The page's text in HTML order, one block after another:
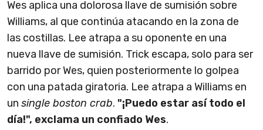
Wes aplica una dolorosa llave de sumisión sobre
Williams, al que continúa atacando en la zona de
las costillas. Lee atrapa a su oponente en una
nueva llave de sumisión. Trick escapa, solo para ser
barrido por Wes, quien posteriormente lo golpea
con una patada giratoria. Lee atrapa a Williams en
un single boston crab. "¡Puedo estar así todo el
día!", exclama un confiado Wes.